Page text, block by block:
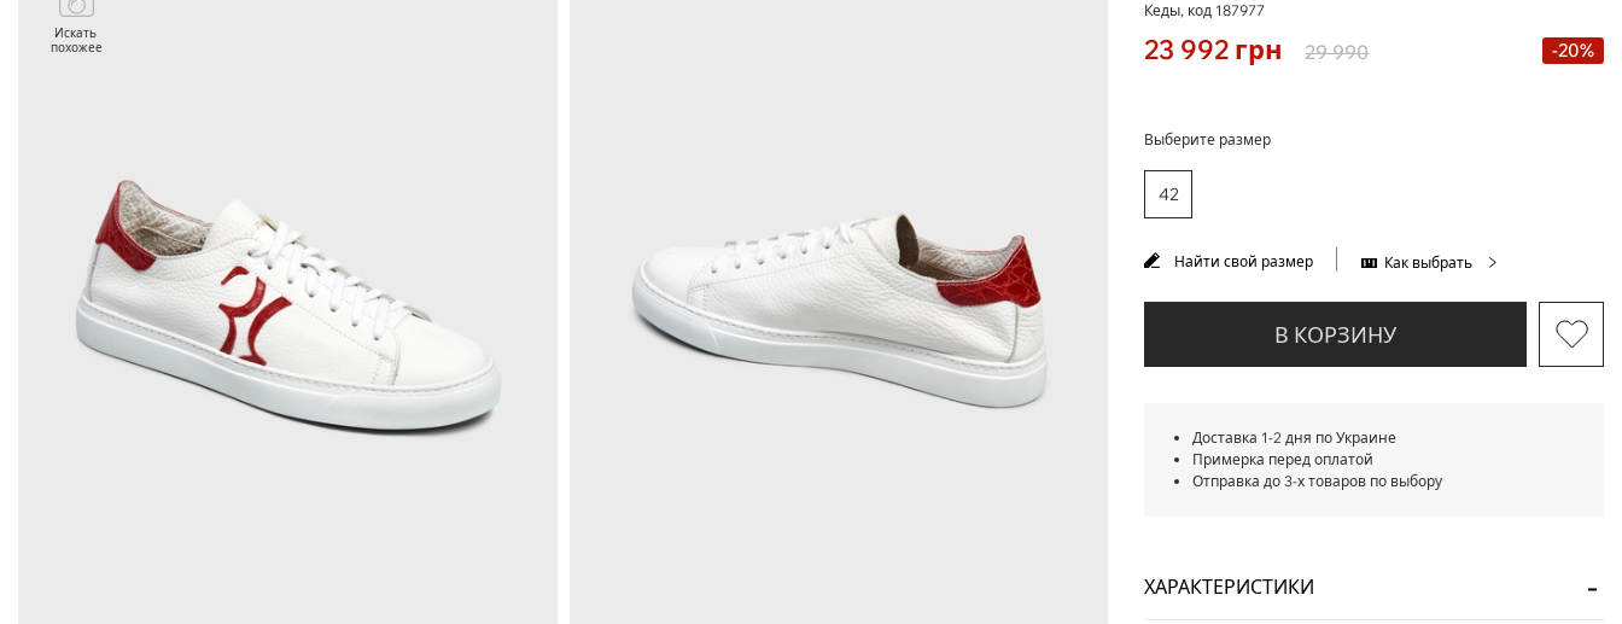
Искать
похожее
Кеды, код 187977
23 992 грн 29 990 -20%
Выберите размер
42
Найти свой размер Как выбрать
В КОРЗИНУ
Доставка 1-2 дня по Украине
Примерка перед оплатой
Отправка до 3-х товаров по выбору
ХАРАКТЕРИСТИКИ